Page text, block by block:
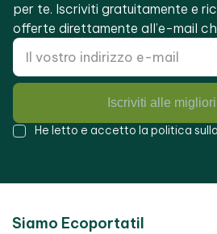
per te. Iscriviti gratuitamente e
offerte direttamente all’e-mail
Iscriviti alle
He letto e accetto la politica
Siamo Ecoportatil